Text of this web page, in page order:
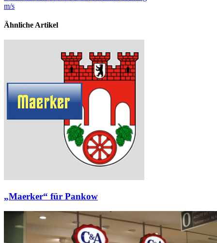
m/s
Ähnliche Artikel
„Maerker“ für Pankow